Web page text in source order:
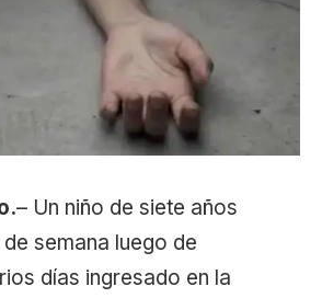
– Un niño de siete años
semana luego de
días ingresado en la